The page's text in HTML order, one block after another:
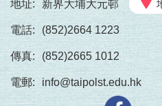
地址: 新界大埔大元邨
電話: (852)2664 1223
傳真: (852)2665 1012
電郵: info@taipolst.edu.hk